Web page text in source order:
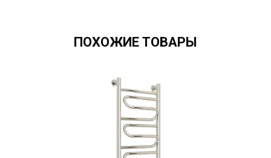
ПОХОЖИЕ ТОВАРЫ